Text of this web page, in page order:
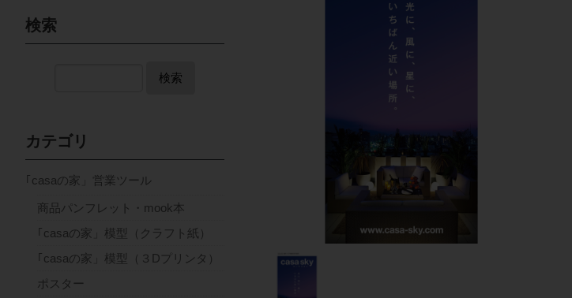
検索
検索
カテゴリ
｢casaの家」営業ツール
商品パンフレット・mook本
｢casaの家」模型（クラフト紙）
｢casaの家」模型（３Dプリンタ）
ポスター